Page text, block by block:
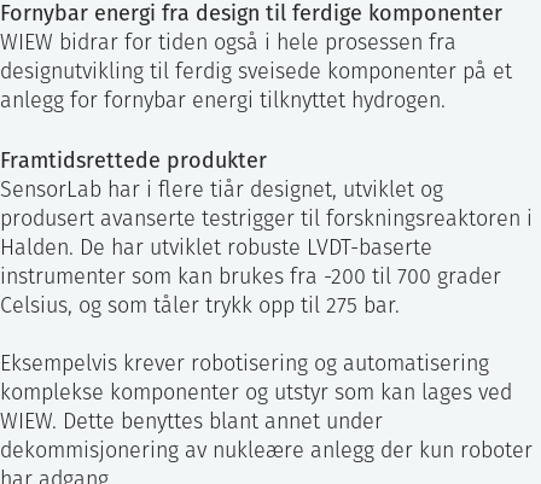
Fornybar energi fra design til ferdige komponenter
WIEW bidrar for tiden også i hele prosessen fra
designutvikling til ferdig sveisede komponenter på et
anlegg for fornybar energi tilknyttet hydrogen.
Framtidsrettede produkter
SensorLab har i flere tiår designet, utviklet og
produsert avanserte testrigger til forskningsreaktoren i
Halden. De har utviklet robuste LVDT-baserte
instrumenter som kan brukes fra -200 til 700 grader
Celsius, og som tåler trykk opp til 275 bar.
Eksempelvis krever robotisering og automatisering
komplekse komponenter og utstyr som kan lages ved
WIEW. Dette benyttes blant annet under
dekommisjonering av nukleære anlegg der kun roboter